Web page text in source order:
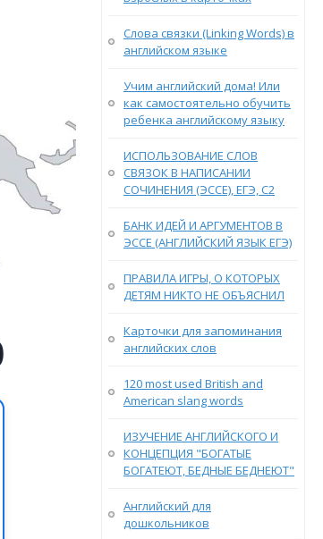
Слова связки (Linking Words) в
английском языке
Учим английский дома! Или
как самостоятельно обучить
ребенка английскому языку
ИСПОЛЬЗОВАНИЕ СЛОВ
СВЯЗОК В НАПИСАНИИ
СОЧИНЕНИЯ (ЭССЕ), ЕГЭ, С2
БАНК ИДЕЙ И АРГУМЕНТОВ В
ЭССЕ (АНГЛИЙСКИЙ ЯЗЫК ЕГЭ)
ПРАВИЛА ИГРЫ, О КОТОРЫХ
ДЕТЯМ НИКТО НЕ ОБЪЯСНИЛ
Карточки для запоминания
английских слов
120 most used British and
American slang words
ИЗУЧЕНИЕ АНГЛИЙСКОГО И
КОНЦЕПЦИЯ "БОГАТЫЕ
БОГАТЕЮТ, БЕДНЫЕ БЕДНЕЮТ"
Английский для
дошкольников